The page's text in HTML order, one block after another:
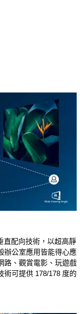
直配向技術，以超高靜
辦公室應用皆能得心應
路、觀賞電影、玩遊戲
術可提供 178/178 度的